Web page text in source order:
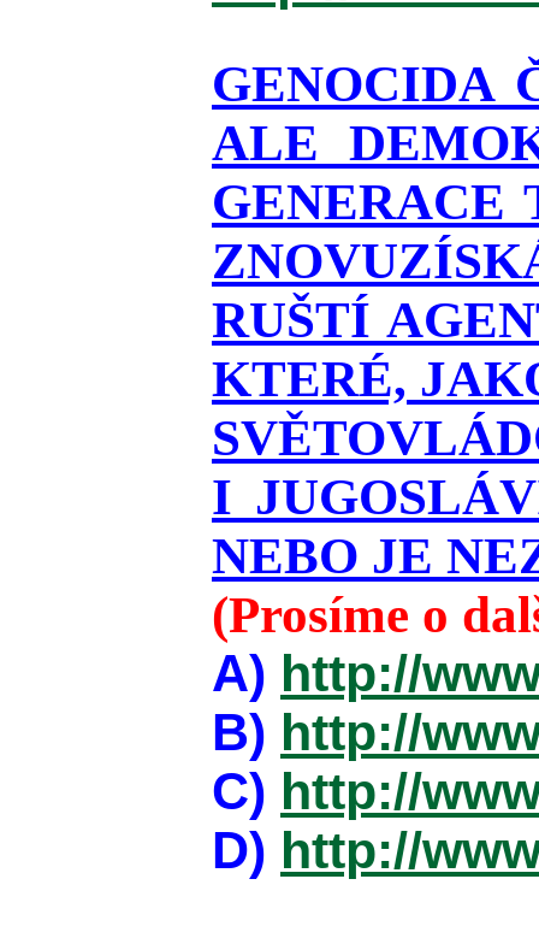
GENOCIDA
ALE
RUŠTÍ
KTERÉ,
I
NEBO JE
(Prosíme o
A) http://
B) http://
C) http://
D) http://